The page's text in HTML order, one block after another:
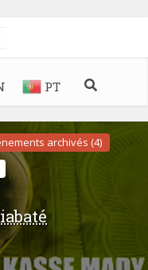
PT
archivés (4)